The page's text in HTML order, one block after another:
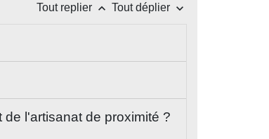
Tout replier keyboard_arrow_up Tout déplier keyboard_arrow_down
l'artisanat de proximité ?